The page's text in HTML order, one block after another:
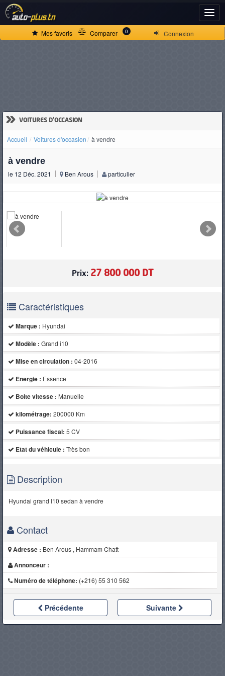
Connexion
Mes favoris Comparer 0
» VOITURES D'OCCASION
Accueil Voitures d'occasion à vendre
à vendre
le 12 Déc. 2021 Ben Arous particulier
Prix: 27 800 000 DT
Caractéristiques
Marque : Hyundai
Modèle : Grand i10
Mise en circulation : 04-2016
Energie : Essence
Boite vitesse : Manuelle
kilométrage: 200000 Km
Puissance fiscal: 5 CV
Etat du véhicule : Très bon
Description
Hyundai grand I10 sedan à vendre
Contact
Adresse : Ben Arous , Hammam Chatt
Annonceur :
Numéro de téléphone: (+216) 55 310 562
Précédente Suivante
ACCUEIL
D'OCCASION